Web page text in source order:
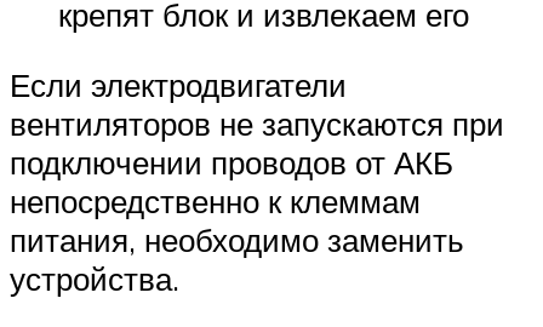
крепят блок и извлекаем его
Если электродвигатели
вентиляторов не запускаются при
подключении проводов от АКБ
непосредственно к клеммам
питания, необходимо заменить
устройства.